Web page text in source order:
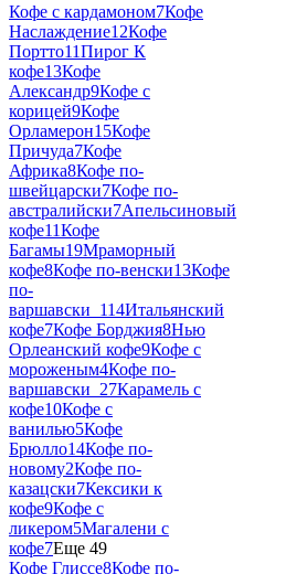
Кофе с кардамоном7Кофе
Наслаждение12Кофе
Портто11Пирог К
кофе13Кофе
Александр9Кофе с
корицей9Кофе
Орламерон15Кофе
Причуда7Кофе
Африка8Кофе по-
швейцарски7Кофе по-
австралийски7Апельсиновый
кофе11Кофе
Багамы19Мраморный
кофе8Кофе по-венски13Кофе
по-
варшавски_114Итальянский
кофе7Кофе Борджия8Нью
Орлеанский кофе9Кофе с
мороженым4Кофе по-
варшавски_27Карамель с
кофе10Кофе с
ванилью5Кофе
Брюлло14Кофе по-
новому2Кофе по-
казацски7Кексики к
кофе9Кофе с
ликером5Магалени с
кофе7Еще 49
Кофе Глиссе8Кофе по-